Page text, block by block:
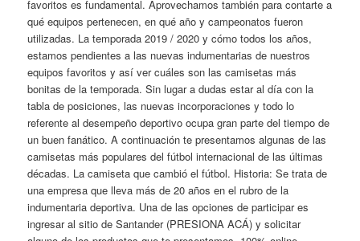
favoritos es fundamental. Aprovechamos también para contarte a
qué equipos pertenecen, en qué año y campeonatos fueron
utilizadas. La temporada 2019 / 2020 y cómo todos los años,
estamos pendientes a las nuevas indumentarias de nuestros
equipos favoritos y así ver cuáles son las camisetas más
bonitas de la temporada. Sin lugar a dudas estar al día con la
tabla de posiciones, las nuevas incorporaciones y todo lo
referente al desempeño deportivo ocupa gran parte del tiempo de
un buen fanático. A continuación te presentamos algunas de las
camisetas más populares del fútbol internacional de las últimas
décadas. La camiseta que cambió el fútbol. Historia: Se trata de
una empresa que lleva más de 20 años en el rubro de la
indumentaria deportiva. Una de las opciones de participar es
ingresar al sitio de Santander (PRESIONA ACÁ) y solicitar